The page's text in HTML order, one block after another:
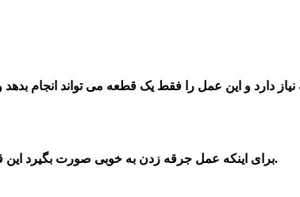
دارد و این عمل را فقط یک قطعه می تواند انجام
برای اینکه عمل جرقه زدن به خوبی صورت بگیرد اینمی‌دهند.